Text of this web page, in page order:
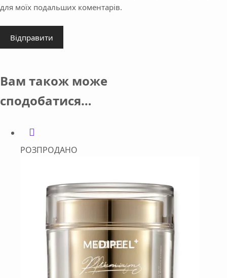
для моїх подальших коментарів.
Відправити
Вам також може
сподобатися…
РОЗПРОДАНО